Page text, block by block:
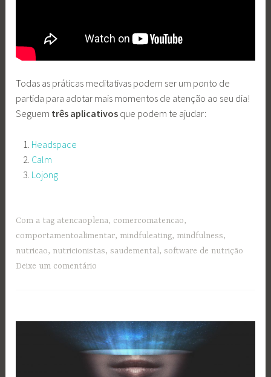
Todas as práticas meditativas podem ser um ponto de
partida para adotar mais momentos de atenção ao seu dia!
Seguem três aplicativos que podem te ajudar:
Headspace
Calm
Lojong
Com a tag atencaoplena, comercomatencao,
comportamentoalimentar, mindfuleating, mindfulness,
nutricao, nutricionistas,saudemental,software de nutrição
Deixe um comentário